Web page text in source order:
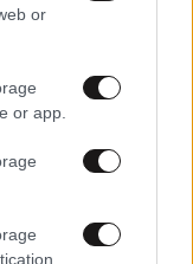
or
or app.